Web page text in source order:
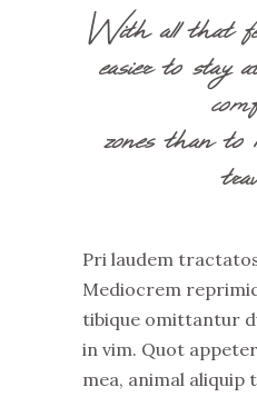
With all that
easier to stay
zones than
Pri laudem
Mediocrem
tibique omittantur
in vim. Quot
mea, animal aliquip